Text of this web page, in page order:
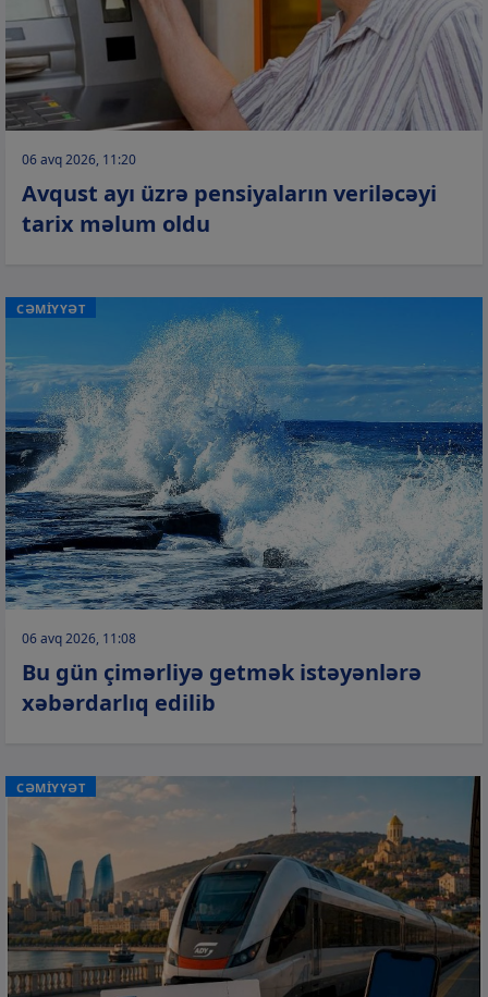
06 avq 2026, 11:20
Avqust ayı üzrə pensiyaların veriləcəyi
tarix məlum oldu
CƏMİYYƏT
06 avq 2026, 11:08
Bu gün çimərliyə getmək istəyənlərə
xəbərdarlıq edilib
CƏMİYYƏT